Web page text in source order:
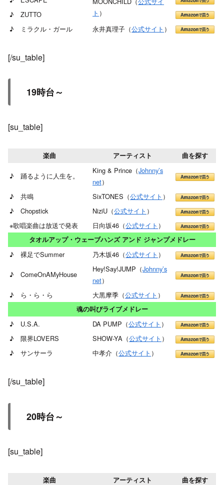
ト ）
♪ ZUTTO
♪ ミラクル・ガール
永井真理子（公式サイト ）
[/su_table]
19時台～
[su_table]
楽曲 アーティスト 曲を探す
♪ 踊るように人生を。
King & Prince（Johnny’s
net）
♪ 共鳴
SixTONES（公式サイト ）
♪ Chopstick
NiziU（公式サイト ）
※歌唱楽曲は放送で発表
日向坂46（公式サイト ）
タオルアップ・ウェーブハンズ アンド ジャンプメドレー
♪ 裸足でSummer 乃木坂46（公式サイト ）
♪ ComeOnAMyHouse
Hey!Say!JUMP（Johnny’s
net）
♪ ら・ら・ら
大黒摩季（公式サイト ）
魂の叫びライブメドレー
♪ U.S.A. DA PUMP（公式サイト ）
♪ 限界LOVERS
SHOW-YA（公式サイト ）
♪ サンサーラ
中孝介（公式サイト ）
[/su_table]
20時台～
[su_table]
楽曲 アーティスト 曲を探す